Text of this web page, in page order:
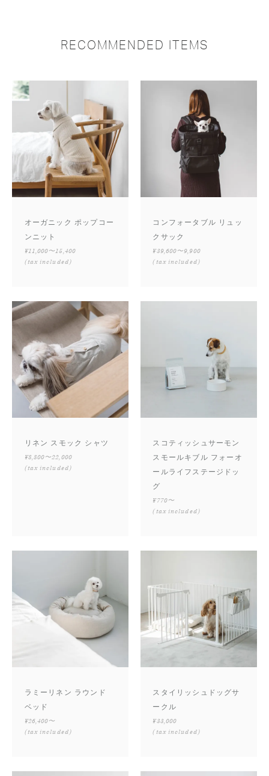
RECOMMENDED ITEMS
オーガニック ポップコー
ンニット
¥11,000〜15,400
(tax included)
コンフォータブル リュッ
クサック
¥39,600〜9,900
(tax included)
リネン スモック シャツ
¥8,800〜22,000
(tax included)
スコティッシュサーモン
スモールキブル フォーオ
ールライフステージドッ
グ
¥770〜
(tax included)
ラミーリネン ラウンド
ベッド
¥26,400〜
(tax included)
スタイリッシュドッグサ
ークル
¥33,000
(tax included)